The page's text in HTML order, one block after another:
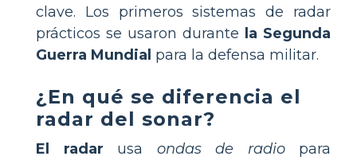
clave. Los primeros sistemas de radar
prácticos se usaron durante
la Segunda
Guerra Mundial para la defensa militar.
¿En qué se diferencia el
radar del sonar?
El radar usa ondas de radiopara